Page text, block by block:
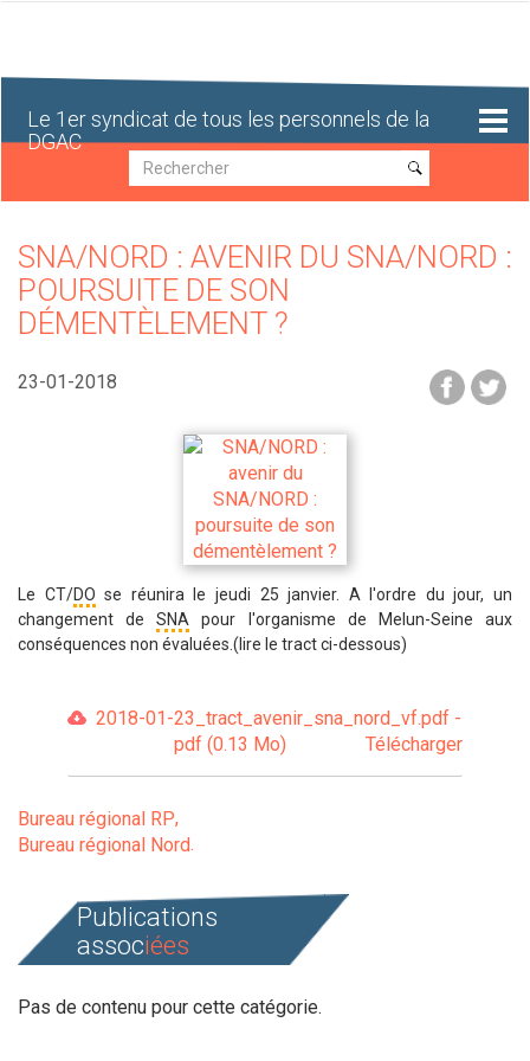
Le 1er syndicat de tous les personnels de la
DGAC
Recherche
Recherche
SNA/NORD : AVENIR DU SNA/NORD :
POURSUITE DE SON
DÉMENTÈLEMENT ?
23-01-2018
Le CT/DO se réunira le jeudi 25 janvier. A l'ordre du jour, un
changement deSNA pour l'organisme de Melun-Seine aux
conséquences non évaluées.(lire le tract ci-dessous)
2018-01-23_tract_avenir_sna_nord_vf.pdf -
pdf (0.13 Mo)
Télécharger
Bureau régional RP
Bureau régional Nord
Publications
associées
Pas de contenu pour cette catégorie.